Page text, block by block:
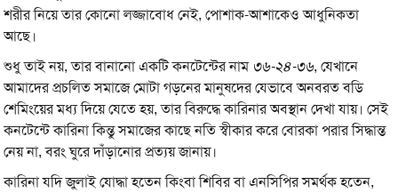
শরীর নিয়ে তার কোনো লজ্জাবোধ নেই, পোশাক-আশাকেও আধুনিকতা
আছে।
শুধু তাই নয়, তার বানানো একটি কনটেন্টের নাম ৩৬-২৪-৩৬, যেখানে
আমাদের প্রচলিত সমাজে মোটা গড়নের মানুষদের যেভাবে অনবরত বডি
শেমিংয়ের মধ্য দিয়ে যেতে হয়, তার বিরুদ্ধে কারিনার অবস্থান দেখা যায়। সেই
কনটেন্টে কারিনা কিন্তু সমাজের কাছে নতি স্বীকার করে বোরকা পরার সিদ্ধান্ত
নেয় না, বরং ঘুরে দাঁড়ানোর প্রত্যয় জানায়।
কারিনা যদি জুলাই যোদ্ধা হতেন কিংবা শিবির বা এনসিপির সমর্থক হতেন,